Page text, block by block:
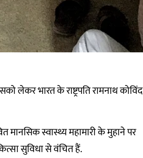
लेकर भारत के राष्ट्रपति रामनाथ कोविंद
मानसिक स्वास्थ्य महामारी के मुहाने पर
सुविधा से वंचित हैं.